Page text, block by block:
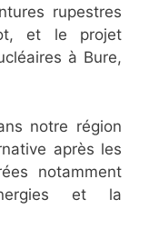
rupestres
et le projet
à Bure,
notre région
après les
notamment
et la